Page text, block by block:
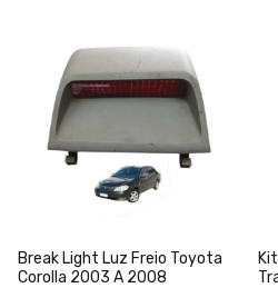
Break Light Luz Freio Toyota
Corolla 2003 A 2008